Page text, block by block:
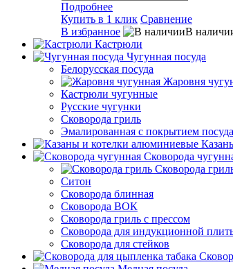
Подробнее
Купить в 1 клик Сравнение
В избранное
В
Кастрюли
Чугунная посуда
Белорусская посуда
Жаровня
Кастрюли чугунные
Русские чугунки
Сковорода гриль
Эмалированная с покрытием посуда
Сковорода
Сковорода
Ситон
Сковорода блинная
Сковорода ВОК
Сковорода гриль с прессом
Сковорода для индукционной
Сковорода для стейков